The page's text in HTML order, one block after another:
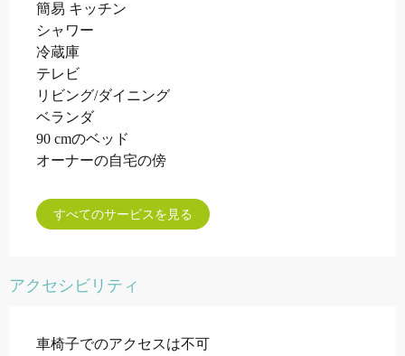
簡易 キッチン
シャワー
冷蔵庫
テレビ
リビング/ダイニング
ベランダ
90 cmのベッド
オーナーの自宅の傍
すべてのサービスを見る
アクセシビリティ
車椅子でのアクセスは不可